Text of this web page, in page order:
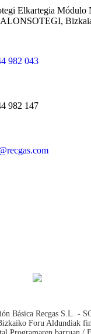
Elkartegia Módulo
982 043
982 147
Básica Recgas S.L. -
Foru Aldundiak